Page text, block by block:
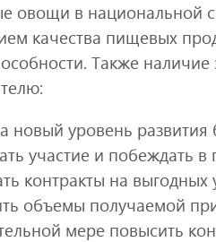
овощи в национальной
качества пищевых
Также
новый уровень развития
участие и побеждать в
контракты на
объемы получаемой
мере повысить